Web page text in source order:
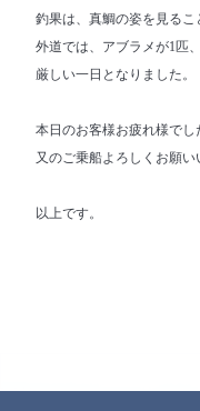
釣果は、真鯛の姿を見るこ
外道では、アブラメが1匹
厳しい一日となりました。
本日のお客様お疲れ様でし
又のご乗船よろしくお願い
以上です。